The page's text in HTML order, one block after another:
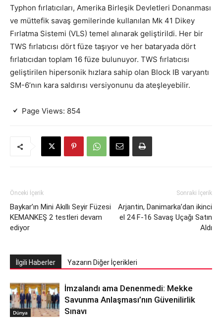
Typhon fırlatıcıları, Amerika Birleşik Devletleri Donanması
ve müttefik savaş gemilerinde kullanılan Mk 41 Dikey
Fırlatma Sistemi (VLS) temel alınarak geliştirildi. Her bir
TWS fırlatıcısı dört füze taşıyor ve her bataryada dört
fırlatıcıdan toplam 16 füze bulunuyor. TWS fırlatıcısı
geliştirilen hipersonik hızlara sahip olan Block IB varyantı
SM-6’nın kara saldırısı versiyonunu da ateşleyebilir.
Page Views: 854
Önceki İçerik
Baykar’ın Mini Akıllı Seyir Füzesi
KEMANKEŞ 2 testleri devam
ediyor
Sonraki İçerik
Arjantin, Danimarka’dan ikinci
el 24 F-16 Savaş Uçağı Satın
Aldı
İlgili Haberler Yazarın Diğer İçerikleri
Dünya
İmzalandı ama Denenmedi: Mekke
Savunma Anlaşması’nın Güvenilirlik
Sınavı